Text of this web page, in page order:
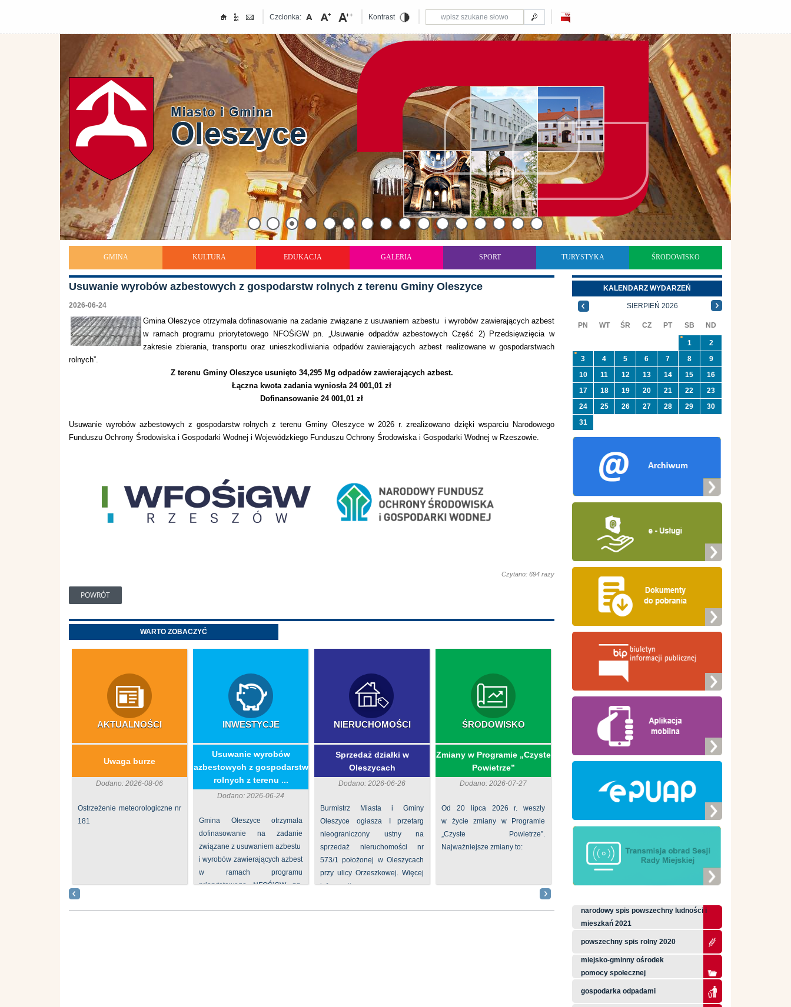
Czcionka: Kontrast
GMINA KULTURA EDUKACJA GALERIA SPORT TURYSTYKA ŚRODOWISKO
​Usuwanie wyrobów azbestowych z gospodarstw rolnych z terenu Gminy Oleszyce
2026-06-24
Gmina Oleszyce otrzymała dofinasowanie na zadanie związane z usuwaniem azbestu i wyrobów zawierających azbest
w ramach programu priorytetowego NFOŚiGW pn. „Usuwanie odpadów azbestowych Część 2) Przedsięwzięcia w
zakresie zbierania, transportu oraz unieszkodliwiania odpadów zawierających azbest realizowane w gospodarstwach
rolnych”.
Z terenu Gminy Oleszyce usunięto 34,295 Mg odpadów zawierających azbest.
Łączna kwota zadania wyniosła 24 001,01 zł
Dofinansowanie 24 001,01 zł
Usuwanie wyrobów azbestowych z gospodarstw rolnych z terenu Gminy Oleszyce w 2026 r. zrealizowano dzięki wsparciu Narodowego
Funduszu Ochrony Środowiska i Gospodarki Wodnej i Wojewódzkiego Funduszu Ochrony Środowiska i Gospodarki Wodnej w Rzeszowie.
Czytano: 694 razy
POWRÓT
WARTO ZOBACZYĆ
AKTUALNOŚCI
Uwaga burze
Dodano: 2026-08-06
Ostrzeżenie meteorologiczne nr
181
INWESTYCJE
​Usuwanie wyrobów
azbestowych z gospodarstw
rolnych z terenu ...
Dodano: 2026-06-24
Gmina Oleszyce otrzymała
dofinasowanie na zadanie
związane z usuwaniem azbestu
i wyrobów zawierających azbest
w ramach programu
priorytetowego NFOŚiGW pn.
NIERUCHOMOŚCI
Sprzedaż działki w
Oleszycach
Dodano: 2026-06-26
Burmistrz Miasta i Gminy
Oleszyce ogłasza I przetarg
nieograniczony ustny na
sprzedaż nieruchomości nr
573/1 położonej w Oleszycach
przy ulicy Orzeszkowej. Więcej
informacji ...
ŚRODOWISKO
Zmiany w Programie „Czyste
Powietrze”
Dodano: 2026-07-27
Od 20 lipca 2026 r. weszły
w życie zmiany w Programie
„Czyste Powietrze”.
Najważniejsze zmiany to:
KALENDARZ WYDARZEŃ
SIERPIEŃ 2026
PN WT ŚR CZ PT SB ND
1
2
3
4 5 6 7 8
9
10
11 12 13 14 15
16
17
18 19 20 21 22
23
24
25 26 27 28 29
30
31
narodowy spis powszechny ludności i
mieszkań 2021
powszechny spis rolny 2020
miejsko-gminny ośrodek
pomocy społecznej
gospodarka odpadami